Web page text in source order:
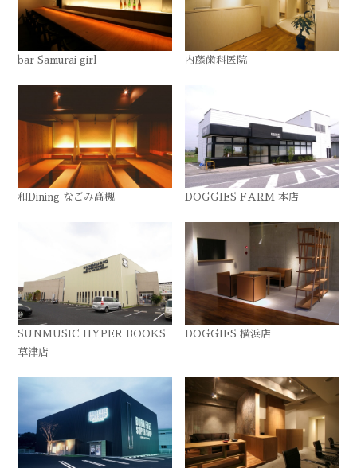
bar Samurai girl 内藤歯科医院
和Dining なごみ高槻 DOGGIES FARM 本店
SUNMUSIC HYPER BOOKS
草津店
DOGGIES 横浜店